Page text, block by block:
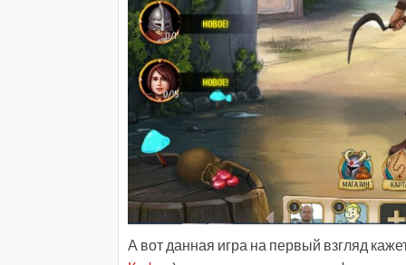
А вот данная игра на первый взгляд